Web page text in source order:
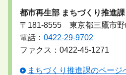
都市再生部 まちづくり推進
〒181-8555 東京都三鷹市野
電話：0422-29-9702
ファクス：0422-45-1271
まちづくり推進課のページ